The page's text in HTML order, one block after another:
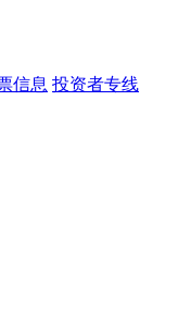
信息 投资者专线